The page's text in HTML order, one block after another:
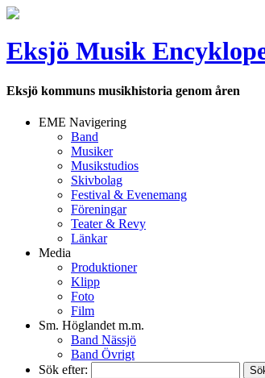
Eksjö Musik
Eksjö kommuns musikhistoria genom åren
EME Navigering
Band
Musiker
Musikstudios
Skivbolag
Festival & Evenemang
Föreningar
Teater & Revy
Länkar
Media
Produktioner
Klipp
Foto
Film
Sm. Höglandet m.m.
Band Nässjö
Band Övrigt
Sök efter: